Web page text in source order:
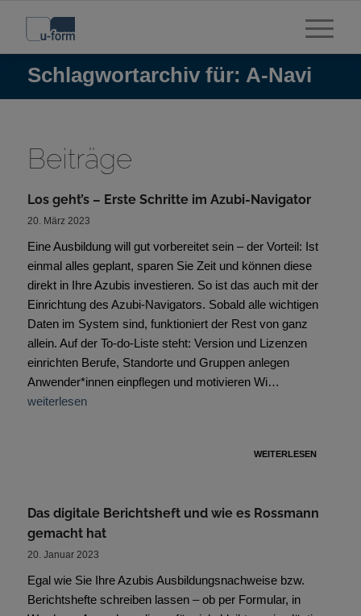
Schlagwortarchiv für: A-Navi
Beiträge
Los geht’s – Erste Schritte im Azubi-Navigator
20. März 2023
Eine Ausbildung will gut vorbereitet sein – der Vorteil: Ist
einmal alles geplant, sparen Sie Zeit und können diese
direkt in Ihre Azubis investieren. So ist das auch mit der
Einrichtung des Azubi-Navigators. Sobald alle wichtigen
Daten im System sind, funktioniert der Rest von ganz
allein. Auf der To-do-Liste steht: Version und Lizenzen
einrichten Berufe, Standorte und Gruppen anlegen
Anwender*innen einpflegen und motivieren Wi…
weiterlesen
WEITERLESEN
Das digitale Berichtsheft und wie es Rossmann
gemacht hat
20. Januar 2023
Egal wie Sie Ihre Azubis Ausbildungsnachweise bzw.
Berichtshefte schreiben lassen – ob per Formular, in